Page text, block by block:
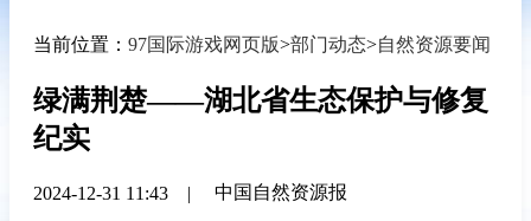
当前位置： 97国际游戏网页版>部门动态>自然资源要闻
绿满荆楚——湖北省生态保护与修复
纪实
2024-12-31 11:43 | 中国自然资源报